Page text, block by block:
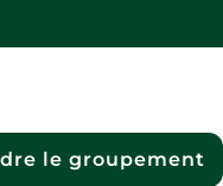
le groupement